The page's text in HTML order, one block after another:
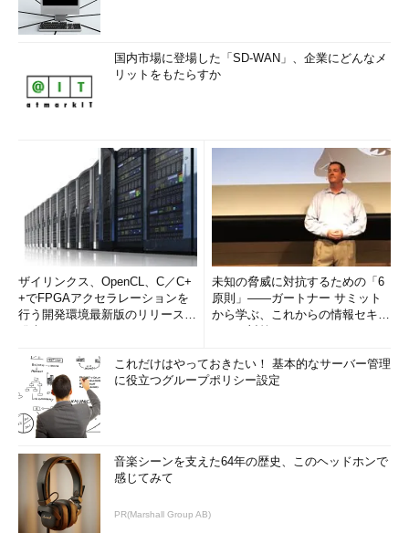
国内市場に登場した「SD-WAN」、企業にどんなメ
リットをもたらすか
ザイリンクス、OpenCL、C／C+
+でFPGAアクセラレーションを
行う開発環境最新版のリリースを
未知の脅威に対抗するための「6
原則」――ガートナー サミット
から学ぶ、これからの情報セキュ
これだけはやっておきたい！ 基本的なサーバー管理
に役立つグループポリシー設定
音楽シーンを支えた64年の歴史、このヘッドホンで
感じてみて
PR(Marshall Group AB)